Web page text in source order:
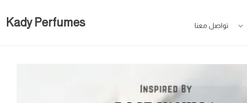
تواصل معنا Kady Perfumes